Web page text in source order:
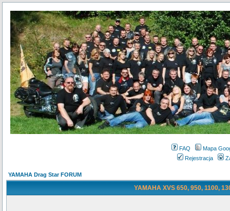
FAQ
Mapa
Rejestracja
YAMAHA Drag Star FORUM
YAMAHA XVS 650, 950, 1100,